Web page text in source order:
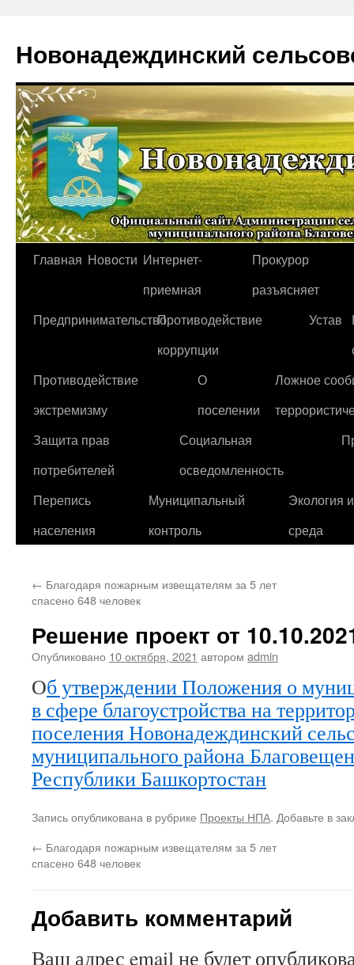
Новонадеждинский
Перейти
содержимому
Главная Новости Интернет-
приемная
Прокурор
разъясняет
ПредпринимательствоПротиводействие
коррупции
Устав
Противодействие
экстремизму
О
поселении
Ложное
Защита прав
потребителей
Социальная
осведомленность
Перепись
населения
Муниципальный
контроль
Экология
среда
← Благодаря пожарным извещателям за 5 лет
спасено 648 человек
Решение проект от
Опубликовано 10 октября, 2021 автором admin
Об утверждении Положения о
в сфере благоустройства на
поселения Новонадеждинский
муниципального района
Республики Башкортостан
Запись опубликована в рубрике Проекты НПА. Добавьте в
← Благодаря пожарным извещателям за 5 лет
спасено 648 человек
Добавить комментарий
Ваш адрес email не будет